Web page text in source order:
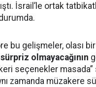
İsrail’le ortak
bu gelişmeler, olası
sürpriz olmayacağının
seçenekler
zamanda müzakere